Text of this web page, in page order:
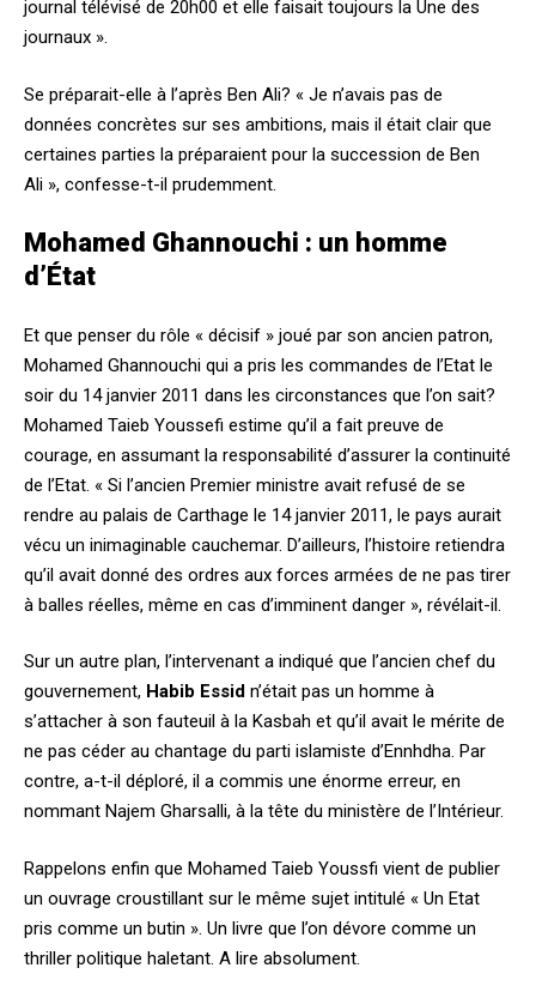
journal télévisé de 20h00 et elle faisait toujours la Une des
journaux ».
Se préparait-elle à l’après Ben Ali? « Je n’avais pas de
données concrètes sur ses ambitions, mais il était clair que
certaines parties la préparaient pour la succession de Ben
Ali », confesse-t-il prudemment.
Mohamed Ghannouchi : un homme
d’État
Et que penser du rôle « décisif » joué par son ancien patron,
Mohamed Ghannouchi qui a pris les commandes de l’Etat le
soir du 14 janvier 2011 dans les circonstances que l’on sait?
Mohamed Taieb Youssefi estime qu’il a fait preuve de
courage, en assumant la responsabilité d’assurer la continuité
de l’Etat. « Si l’ancien Premier ministre avait refusé de se
rendre au palais de Carthage le 14 janvier 2011, le pays aurait
vécu un inimaginable cauchemar. D’ailleurs, l’histoire retiendra
qu’il avait donné des ordres aux forces armées de ne pas tirer
à balles réelles, même en cas d’imminent danger », révélait-il.
Sur un autre plan, l’intervenant a indiqué que l’ancien chef du
gouvernement, Habib Essid n’était pas un homme à
s’attacher à son fauteuil à la Kasbah et qu’il avait le mérite de
ne pas céder au chantage du parti islamiste d’Ennhdha. Par
contre, a-t-il déploré, il a commis une énorme erreur, en
nommant Najem Gharsalli, à la tête du ministère de l’Intérieur.
Rappelons enfin que Mohamed Taieb Youssfi vient de publier
un ouvrage croustillant sur le même sujet intitulé « Un Etat
pris comme un butin ». Un livre que l’on dévore comme un
thriller politique haletant. A lire absolument.